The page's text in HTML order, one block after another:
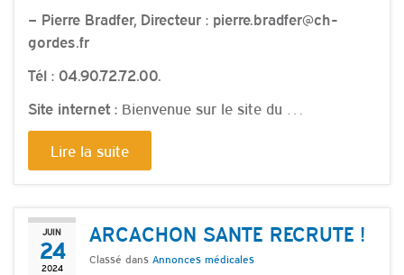
– Pierre Bradfer, Directeur : pierre.bradfer@ch-
gordes.fr
Tél : 04.90.72.72.00.
Site internet : Bienvenue sur le site du …
Lire la suite
JUIN
24
2024
ARCACHON SANTE RECRUTE !
Classé dans Annonces médicales